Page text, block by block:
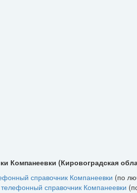
Компанеевки (Кировоградская
справочник Компанеевки (по
справочник Компанеевки